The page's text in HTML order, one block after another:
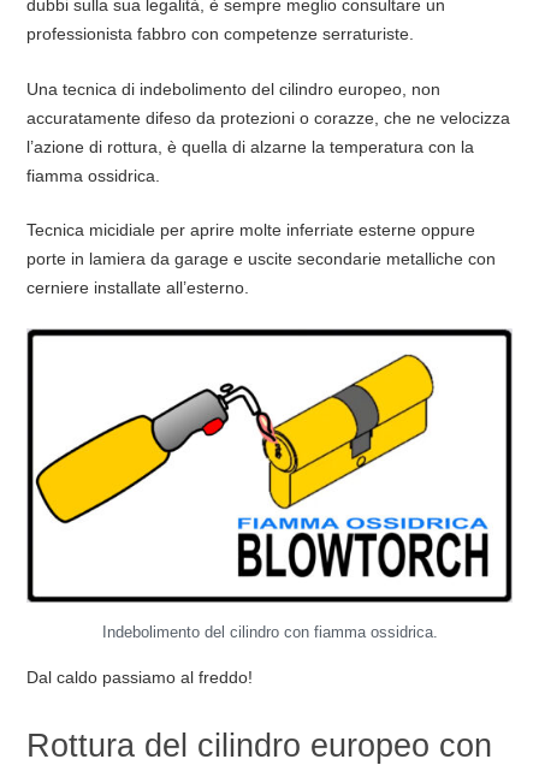
dubbi sulla sua legalità, è sempre meglio consultare un
professionista fabbro con competenze serraturiste.
Una tecnica di indebolimento del cilindro europeo, non
accuratamente difeso da protezioni o corazze, che ne velocizza
l’azione di rottura, è quella di alzarne la temperatura con la
fiamma ossidrica.
Tecnica micidiale per aprire molte inferriate esterne oppure
porte in lamiera da garage e uscite secondarie metalliche con
cerniere installate all’esterno.
Indebolimento del cilindro con fiamma ossidrica.
Dal caldo passiamo al freddo!
Rottura del cilindro europeo con